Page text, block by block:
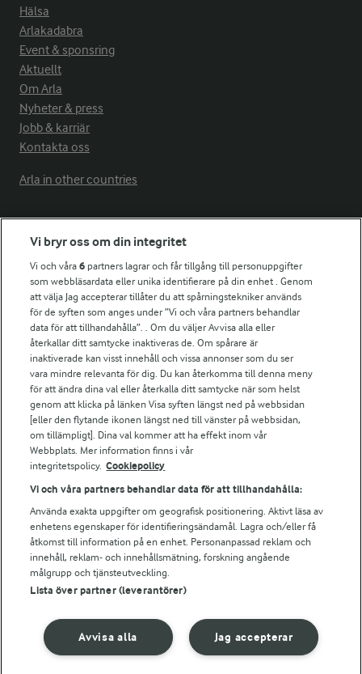
Hälsa
Arlakadabra
Event & sponsring
Aktuellt
Om Arla
Nyheter & press
Jobb & karriär
Kontakta oss
Arla in other countries
Fler Arlasajter
För ägare
Arlas kundportal
Arla.com
Falbygdens Ost
Arla webbshop
Bildbank
Följ oss
© 2026 Arla Foods
Integritetspolicy
Vi bryr oss om din integritet
Vi och våra6 partners lagrar och får tillgång till personuppgifter
som webbläsardata eller unika identifierare på din enhet . Genom
att välja Jag accepterar tillåter du att spårningstekniker används
för de syften som anges under ”Vi och våra partners behandlar
data för att tillhandahålla”. . Om du väljer Avvisa alla eller
återkallar ditt samtycke inaktiveras de. Om spårare är
inaktiverade kan visst innehåll och vissa annonser som du ser
vara mindre relevanta för dig. Du kan återkomma till denna meny
för att ändra dina val eller återkalla ditt samtycke när som helst
genom att klicka på länken Visa syften längst ned på webbsidan
[eller den flytande ikonen längst ned till vänster på webbsidan,
om tillämpligt]. Dina val kommer att ha effekt inom vår
Webbplats. Mer information finns i vår
integritetspolicy. Cookiepolicy
Vi och våra partners behandlar data för att tillhandahålla:
Använda exakta uppgifter om geografisk positionering. Aktivt läsa av
enhetens egenskaper för identifieringsändamål. Lagra och/eller få
åtkomst till information på en enhet. Personanpassad reklam och
innehåll, reklam- och innehållsmätning, forskning angående
målgrupp och tjänsteutveckling.
Lista över partner (leverantörer)
Jag accepterar
Avvisa alla